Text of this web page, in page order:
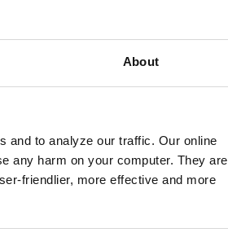
About
and to analyze our traffic. Our online
any harm on your computer. They are
friendlier, more effective and more